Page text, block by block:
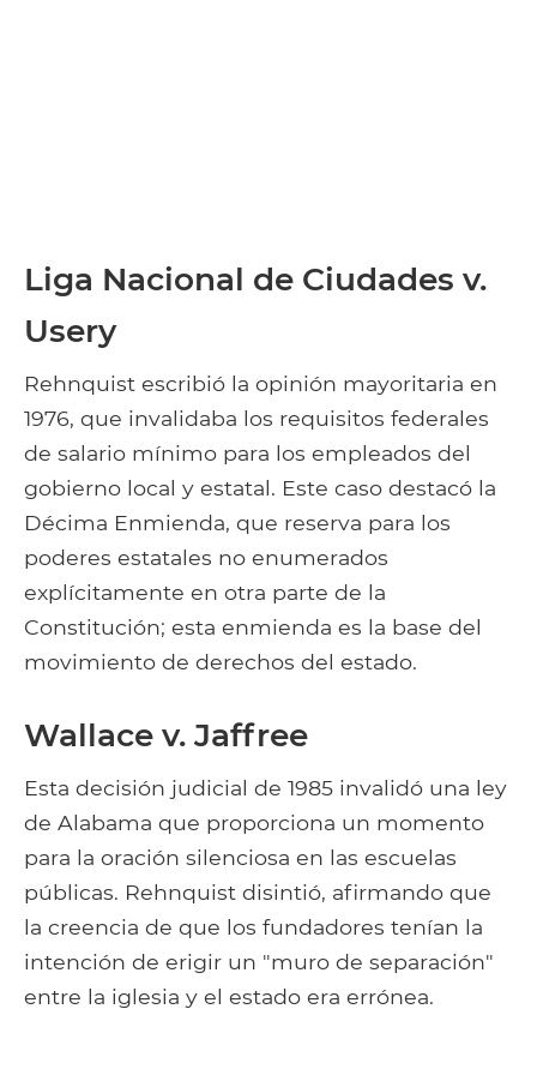
Liga Nacional de Ciudades v.
Usery
Rehnquist escribió la opinión mayoritaria en
1976, que invalidaba los requisitos federales
de salario mínimo para los empleados del
gobierno local y estatal. Este caso destacó la
Décima Enmienda, que reserva para los
poderes estatales no enumerados
explícitamente en otra parte de la
Constitución; esta enmienda es la base del
movimiento de derechos del estado.
Wallace v. Jaffree
Esta decisión judicial de 1985 invalidó una ley
de Alabama que proporciona un momento
para la oración silenciosa en las escuelas
públicas. Rehnquist disintió, afirmando que
la creencia de que los fundadores tenían la
intención de erigir un "muro de separación"
entre la iglesia y el estado era errónea.